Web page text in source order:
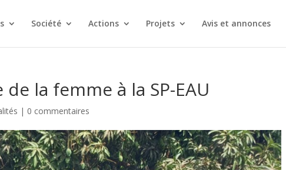
Société Actions Projets Avis et annonces
la femme à la SP-EAU
| 0 commentaires